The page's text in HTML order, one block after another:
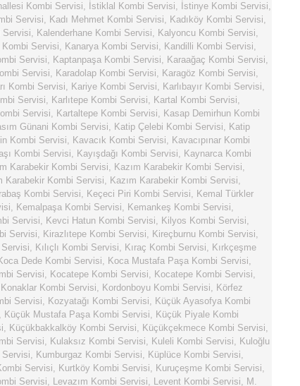
Kombi Servisi, İstiklal Kombi Servisi, İstinye Kombi Servisi,
Servisi, Kadı Mehmet Kombi Servisi, Kadıköy Kombi Servisi,
Servisi, Kalenderhane Kombi Servisi, Kalyoncu Kombi Servisi,
Kombi Servisi, Kanarya Kombi Servisi, Kandilli Kombi Servisi,
Servisi, Kaptanpaşa Kombi Servisi, Karaağaç Kombi Servisi,
Servisi, Karadolap Kombi Servisi, Karagöz Kombi Servisi,
Kombi Servisi, Kariye Kombi Servisi, Karlıbayır Kombi Servisi,
Servisi, Karlıtepe Kombi Servisi, Kartal Kombi Servisi,
Servisi, Kartaltepe Kombi Servisi, Kasap Demirhun Kombi
Günani Kombi Servisi, Katip Çelebi Kombi Servisi, Katip
Kombi Servisi, Kavacık Kombi Servisi, Kavacıpınar Kombi
Kombi Servisi, Kayışdağı Kombi Servisi, Kaynarca Kombi
Karabekir Kombi Servisi, Kazım Karabekir Kombi Servisi,
Karabekir Kombi Servisi, Kazım Karabekir Kombi Servisi,
Kombi Servisi, Keçeci Piri Kombi Servisi, Kemal Türkler
, Kemalpaşa Kombi Servisi, Kemankeş Kombi Servisi,
Servisi, Kevci Hatun Kombi Servisi, Kilyos Kombi Servisi,
Servisi, Kirazlıtepe Kombi Servisi, Kireçburnu Kombi Servisi,
Servisi, Kılıçlı Kombi Servisi, Kıraç Kombi Servisi, Kırkçeşme
Dede Kombi Servisi, Koca Mustafa Paşa Kombi Servisi,
Servisi, Kocatepe Kombi Servisi, Kocatepe Kombi Servisi,
Konaklar Kombi Servisi, Kordonboyu Kombi Servisi, Körfez
Servisi, Kozyatağı Kombi Servisi, Küçük Ayasofya Kombi
, Küçük Mustafa Paşa Kombi Servisi, Küçük Piyale Kombi
, Küçükbakkalköy Kombi Servisi, Küçükçekmece Kombi Servisi,
Servisi, Kulaksız Kombi Servisi, Kuleli Kombi Servisi, Kuloğlu
Servisi, Kumburgaz Kombi Servisi, Küplüce Kombi Servisi,
Servisi, Kurtköy Kombi Servisi, Kuruçeşme Kombi Servisi,
Servisi, Levazım Kombi Servisi, Levent Kombi Servisi, M.